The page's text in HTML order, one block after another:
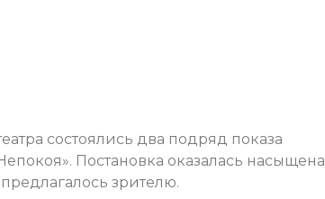
состоялись два подряд показа
Постановка оказалась насыщена
зрителю.